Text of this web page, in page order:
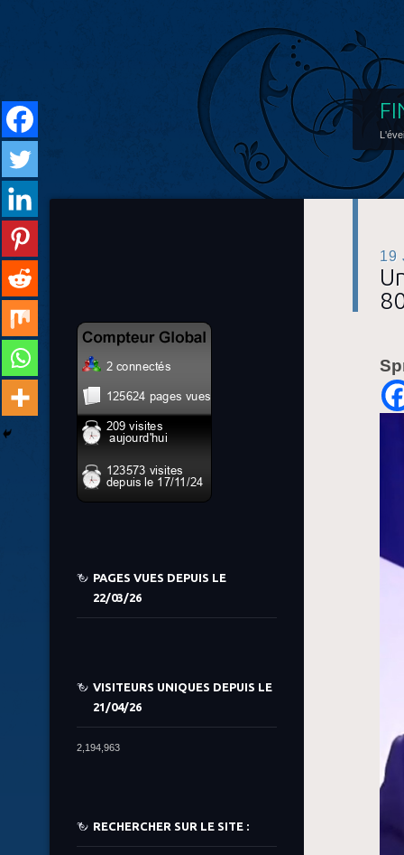
19
PAGES VUES DEPUIS LE
22/03/26
VISITEURS UNIQUES DEPUIS LE
21/04/26
2,194,963
RECHERCHER SUR LE SITE :